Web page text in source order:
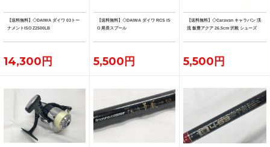
【送料無料】◇DAIWA ダイワ 03トー
ナメントISO Z2500LB
14,300円
【送料無料】◇DAIWA ダイワ RCS IS
O 尾長スプール
5,500円
【送料無料】◇Caravan キャラバン 渓
流 飯豊アクア 26.5cm 沢靴 シューズ
5,500円